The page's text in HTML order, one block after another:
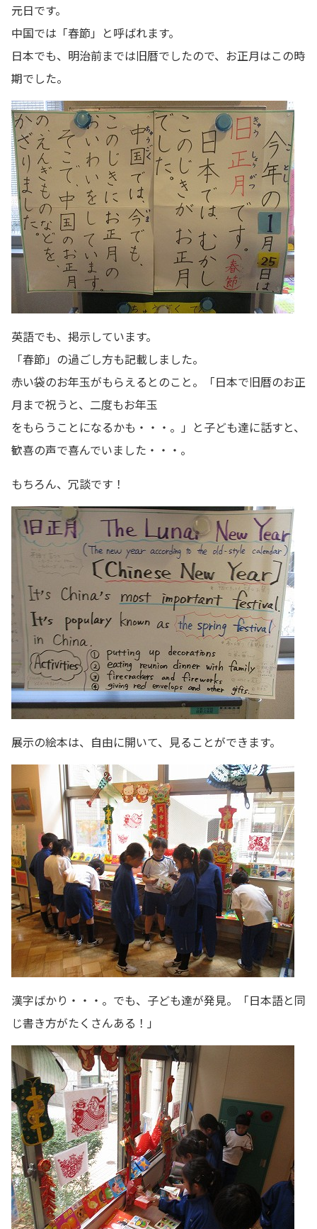
元日です。
中国では「春節」と呼ばれます。
日本でも、明治前までは旧暦でしたので、お正月はこの時
期でした。
英語でも、掲示しています。
「春節」の過ごし方も記載しました。
赤い袋のお年玉がもらえるとのこと。「日本で旧暦のお正
月まで祝うと、二度もお年玉
をもらうことになるかも・・・。」と子ども達に話すと、
歓喜の声で喜んでいました・・・。
もちろん、冗談です！
展示の絵本は、自由に開いて、見ることができます。
漢字ばかり・・・。でも、子ども達が発見。「日本語と同
じ書き方がたくさんある！」